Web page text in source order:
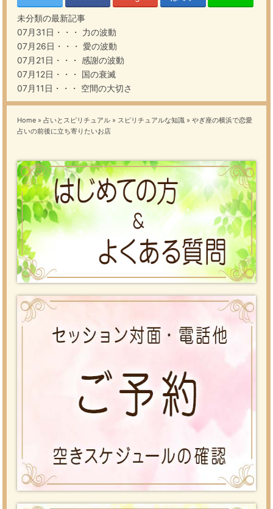
未分類の最新記事
07月31日・・・ 力の波動
07月26日・・・ 愛の波動
07月21日・・・ 感謝の波動
07月12日・・・ 国の衰滅
07月11日・・・ 空間の大切さ
Home » 占いとスピリチュアル » スピリチュアルな知識 » やぎ座の横浜で恋愛
占いの前後に立ち寄りたいお店